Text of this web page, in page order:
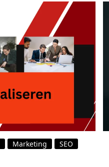
Marketing SEO